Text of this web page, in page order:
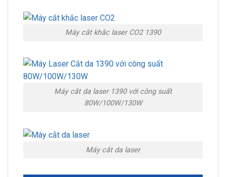
Máy cắt khắc laser CO2 1390
Máy cắt da laser 1390 với công suất
80W/100W/130W
Máy cắt da laser